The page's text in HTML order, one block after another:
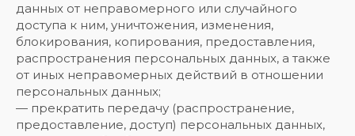
данных от неправомерного или случайного
доступа к ним, уничтожения, изменения,
блокирования, копирования, предоставления,
распространения персональных данных, а также
от иных неправомерных действий в отношении
персональных данных;
— прекратить передачу (распространение,
предоставление, доступ) персональных данных,